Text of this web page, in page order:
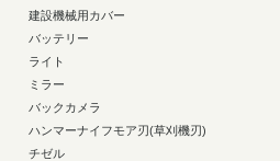
建設機械用カバー
バッテリー
ライト
ミラー
バックカメラ
ハンマーナイフモア刃(草刈機刃)
チゼル